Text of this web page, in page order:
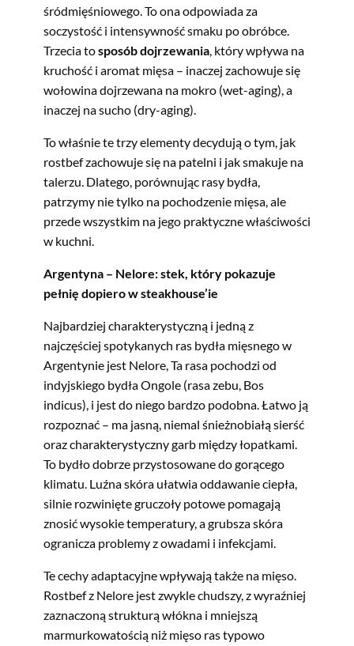
śródmięśniowego. To ona odpowiada za
soczystość i intensywność smaku po obróbce.
Trzecia tosposób dojrzewania, który wpływa na
kruchość i aromat mięsa – inaczej zachowuje się
wołowina dojrzewana na mokro (wet-aging), a
inaczej na sucho (dry-aging).
To właśnie te trzy elementy decydują o tym, jak
rostbef zachowuje się na patelni i jak smakuje na
talerzu. Dlatego, porównując rasy bydła,
patrzymy nie tylko na pochodzenie mięsa, ale
przede wszystkim na jego praktyczne właściwości
w kuchni.
Argentyna – Nelore: stek, który pokazuje
pełnię dopiero w steakhouse’ie
Najbardziej charakterystyczną i jedną z
najczęściej spotykanych ras bydła mięsnego w
Argentynie jest Nelore, Ta rasa pochodzi od
indyjskiego bydła Ongole (rasa zebu, Bos
indicus), i jest do niego bardzo podobna. Łatwo ją
rozpoznać – ma jasną, niemal śnieżnobiałą sierść
oraz charakterystyczny garb między łopatkami.
To bydło dobrze przystosowane do gorącego
klimatu. Luźna skóra ułatwia oddawanie ciepła,
silnie rozwinięte gruczoły potowe pomagają
znosić wysokie temperatury, a grubsza skóra
ogranicza problemy z owadami i infekcjami.
Te cechy adaptacyjne wpływają także na mięso.
Rostbef z Nelore jest zwykle chudszy, z wyraźniej
zaznaczoną strukturą włókna i mniejszą
marmurkowatością niż mięso ras typowo